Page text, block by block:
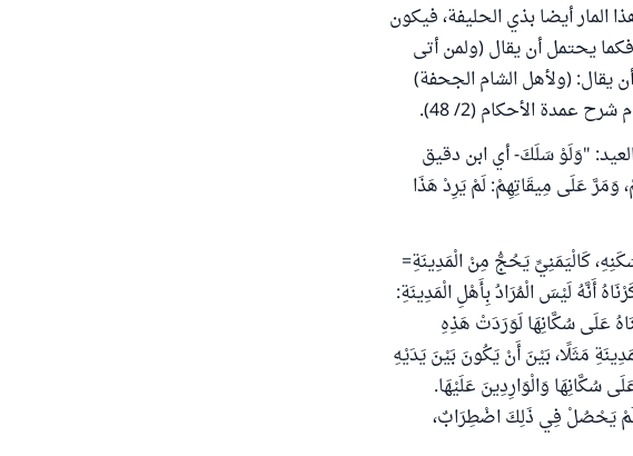
المار أيضا بذي الحليفة، فيكون
يحتمل أن يقال (ولمن أتى
(ولأهل الشام الجحفة)
الأحكام (2/ 48).
لكلام ابن دقيق العيد: "وَلَوْ ‌سَلَكَ- أي ابن دقيق
وَمَرَّ عَلَى مِيقَاتِهِمْ: لَمْ يَرِدْ هَذَا
كَالْيَمَنِيِّ يَحُجُّ مِنْ الْمَدِينَةِ=
أَنَّهُ لَيْسَ الْمُرَادُ بِأَهْلِ الْمَدِينَةِ:
عَلَى سُكَّانِهَا لَوَرَدَتْ هَذِهِ
مَثَلًا، بَيْنَ أَنْ يَكُونَ بَيْنَ يَدَيْهِ
سُكَّانِهَا وَالْوَارِدِينَ عَلَيْهَا.
لَمْ يَحْصُلْ فِي ذَلِكَ اضْطِرَابٌ،